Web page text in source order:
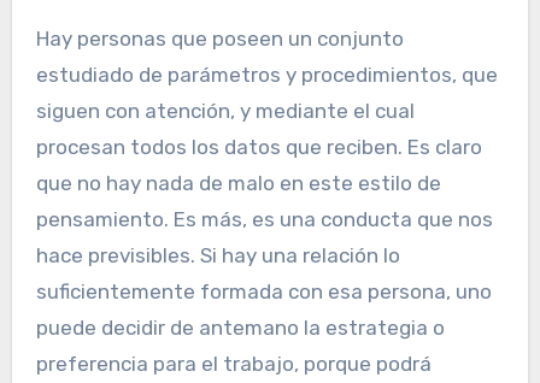
Hay personas que poseen un conjunto
estudiado de parámetros y procedimientos, que
siguen con atención, y mediante el cual
procesan todos los datos que reciben. Es claro
que no hay nada de malo en este estilo de
pensamiento. Es más, es una conducta que nos
hace previsibles. Si hay una relación lo
suficientemente formada con esa persona, uno
puede decidir de antemano la estrategia o
preferencia para el trabajo, porque podrá